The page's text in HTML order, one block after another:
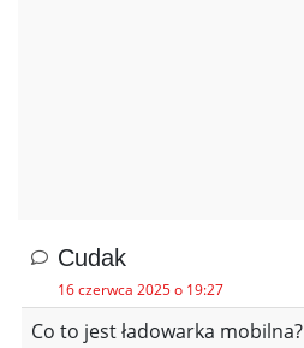
Cudak
16 czerwca 2025 o 19:27
Co to jest ładowarka mobilna?